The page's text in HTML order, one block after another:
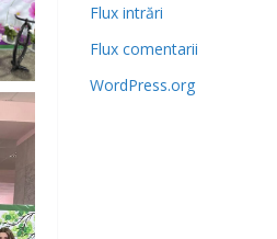
Flux intrări
Flux comentarii
WordPress.org